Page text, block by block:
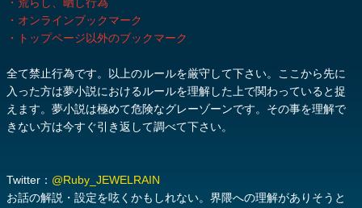
・オンラインブックマーク
・トップページ以外のブックマーク
全て禁止行為です。以上のルールを厳守して下さい。ここから先に
入った方は夢小説におけるルールを理解した上で関わっていると捉
えます。夢小説は極めて危険なグレーゾーンです。その事を理解で
きない方は今すぐ引き返して調べて下さい。
Twitter： @Ruby_JEWELRAIN
お話の解説・設定を呟くかもしれない。界隈への理解がありそうと